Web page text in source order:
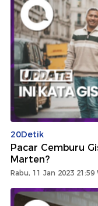
20Detik
Pacar Cemburu
Marten?
Rabu, 11 Jan 2023 21:59